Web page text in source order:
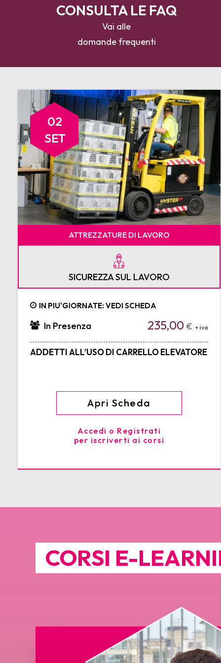
CONSULTA LE FAQ
Vai alle
domande frequenti
02
SET
ATTREZZATURE DI LAVORO
SICUREZZA SUL LAVORO
IN PIU'GIORNATE: VEDI SCHEDA
235,00€ + iva
In Presenza
ADDETTI ALL’USO DI CARRELLO ELEVATORE
Apri Scheda
Accedi o Registrati
per iscriverti ai corsi
CORSI E-